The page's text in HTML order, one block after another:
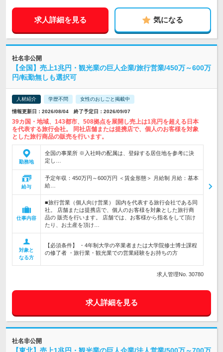
求人詳細を見る 気になる
社名非公開
【全国】売上1兆円・観光業の巨人企業/旅行営業/450万～600万
円/転勤無しも選択可
人材紹介 学歴不問 女性のおしごと掲載中
情報更新日：2026/08/04 終了予定日：2026/09/07
39カ国・地域、143都市、508拠点を展開し売上は1兆円を超える日本
を代表する旅行会社。 同社店舗または提携店で、個人のお客様を対象
とした旅行商品の販売を行います。
勤務地
全国の事業所 ※入社時の配属は、登録する居住地を参考に決
定し…
給与
予定年収：450万円～600万円 ＜賃金形態＞ 月給制 月給：基本
給…
仕事内容
■旅行営業（個人向け営業） 国内を代表する旅行会社である同
社。 店舗または提携店で、個人のお客様を対象とした旅行商
品の 販売を行います。 店舗では、お客様から指名をして頂け
たり、お土産を頂け…
対象と
なる方
【必須条件】 ・4年制大学の卒業者または大学院修士博士課程
の修了者 ・旅行業・観光業での営業経験をお持ちの方
求人管理No. 30780
求人詳細を見る
社名非公開